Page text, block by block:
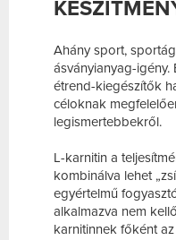
Ahány sport,
ásványianyag-
étrend-kiegészítők
céloknak
legismertebbekről.
L-karnitin a
kombinálva lehet
egyértelmű
alkalmazva nem
karnitinnek főként